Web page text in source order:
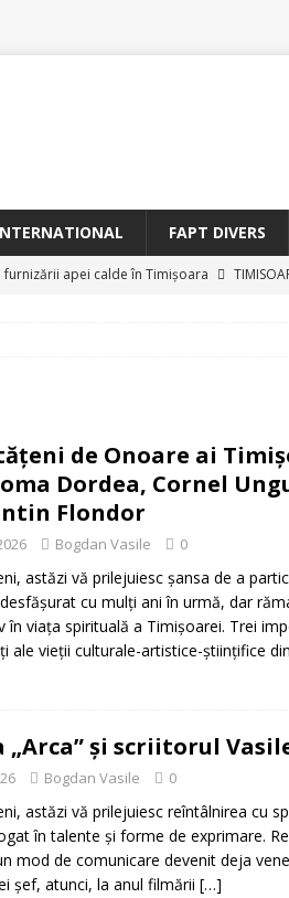
FAPT DIVERS
apei calde în Timișoara
MAGAZIN
BANAT
de Onoare ai
Dordea, Cornel
Flondor
Bogdan Vasile 0
astăzi vă prilejuiesc șansa de a
cu mulți ani în urmă, dar
în viața spirituală a Timișoarei. Trei
ale vieții culturale-artistice-științifice
„Arca” și scriitorul
Bogdan Vasile 0
astăzi vă prilejuiesc reîntâlnirea cu
în talente și forme de exprimare.
mod de comunicare devenit deja
șef, atunci, la anul filmării […]